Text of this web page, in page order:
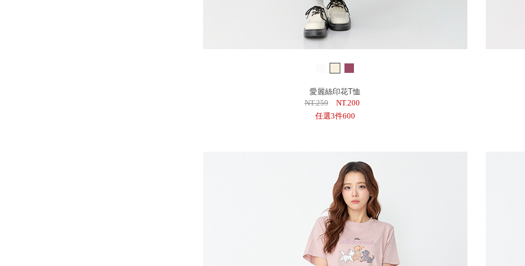
愛麗絲印花T恤
NT.259
NT.200
任選3件600